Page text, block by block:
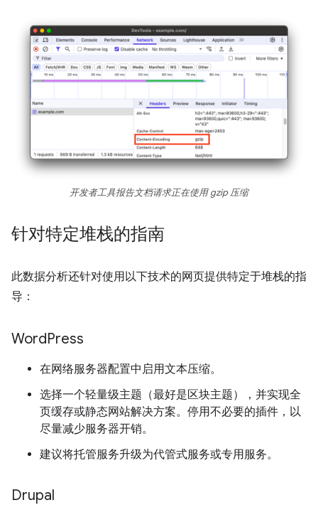
开发者工具报告文档请求正在使用 gzip 压缩
针对特定堆栈的指南
此数据分析还针对使用以下技术的网页提供特定于堆栈的指
导：
WordPress
在网络服务器配置中启用文本压缩。
选择一个轻量级主题（最好是区块主题），并实现全
页缓存或静态网站解决方案。停用不必要的插件，以
尽量减少服务器开销。
建议将托管服务升级为代管式服务或专用服务。
Drupal